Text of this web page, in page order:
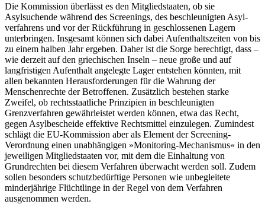
Die Kommission überlässt es den Mitgliedstaaten, ob sie
Asylsuchende während des Screenings, des beschleunigten Asyl­
verfahrens und vor der Rückführung in geschlossenen Lagern
unterbringen. Insge­samt können sich dabei Aufenthaltszeiten von bis
zu einem halben Jahr ergeben. Daher ist die Sorge berechtigt, dass –
wie derzeit auf den griechischen Inseln – neue große und auf
langfristigen Aufenthalt angelegte Lager entstehen könnten, mit
allen bekann­ten Herausforderungen für die Wahrung der
Menschenrechte der Betroffenen. Zu­sätzlich bestehen starke
Zweifel, ob rechts­staatliche Prinzipien in beschleunigten
Grenzverfahren gewährleistet werden kön­nen, etwa das Recht,
gegen Asylbescheide effektive Rechtsmittel einzulegen. Zumindest
schlägt die EU-Kommission aber als Element der Screening-
Verordnung einen unabhängigen »Monitoring-Mechanismus« in den
jeweiligen Mitgliedstaaten vor, mit dem die Einhaltung von
Grundrechten bei diesem Verfahren überwacht werden soll. Zudem
sollen besonders schutzbedürftige Personen wie unbegleitete
minderjährige Flüchtlinge in der Regel von dem Verfahren
ausgenommen werden.